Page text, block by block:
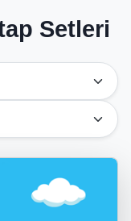
Setleri